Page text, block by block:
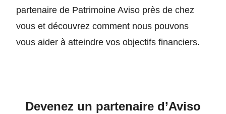
partenaire de Patrimoine Aviso près de chez
vous et découvrez comment nous pouvons
vous aider à atteindre vos objectifs financiers.
Devenez un partenaire d’Aviso